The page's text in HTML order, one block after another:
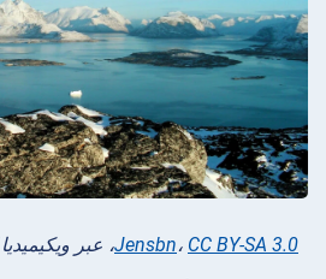
Jensbn، CC BY-SA 3.0 ، عبر